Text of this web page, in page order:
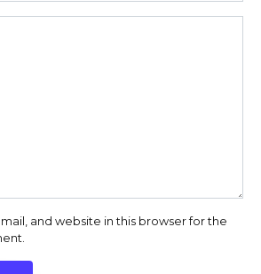
and website in this browser for the